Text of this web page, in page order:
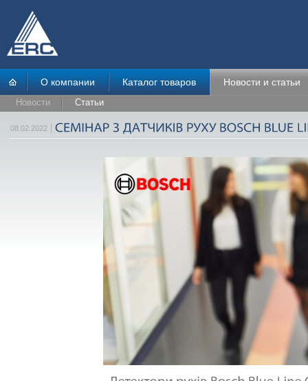
О компании Каталог товаров Новости и статьи
Новости Статьи
08.02.2022